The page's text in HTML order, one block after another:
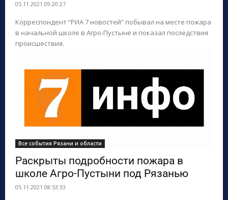
05.11.2021 09:20:27
Корреспондент “РИА 7 новостей” побывал на месте пожара
в начальной школе в Агро-Пустыне и показал последствия
происшествия.
Все события Рязани и области
Раскрыты подробности пожара в
школе Агро-Пустыни под Рязанью
05.11.2021 08:53:33